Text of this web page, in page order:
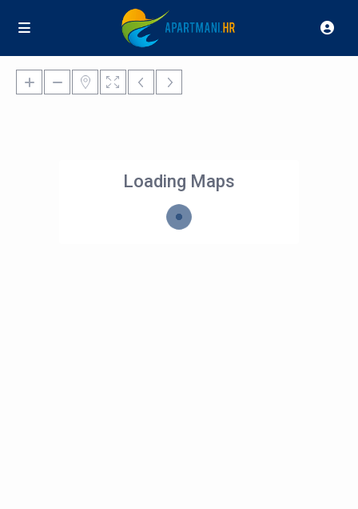
Loading Maps